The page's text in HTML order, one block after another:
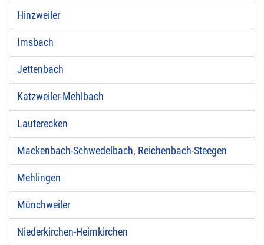
Hinzweiler
Imsbach
Jettenbach
Katzweiler-Mehlbach
Lauterecken
Mackenbach-Schwedelbach, Reichenbach-Steegen
Mehlingen
Münchweiler
Niederkirchen-Heimkirchen